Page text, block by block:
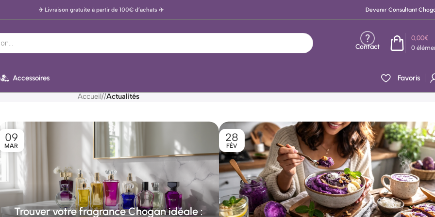
✈️ Livraison gratuite à partir de 100€ d’achats ✈️ Devenir Consultant
Contact 0
0,00€
Accessoires Favoris
Accueil/ Actualités
09
MAR
Trouver votre fragrance Chogan idéale :
28
FÉV